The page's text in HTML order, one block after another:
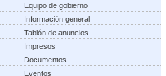
Equipo de gobierno
Información general
Tablón de anuncios
Impresos
Documentos
Eventos